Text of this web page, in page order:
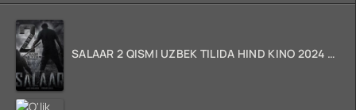
SALAAR 2 QISMI UZBEK TILIDA HIND KINO 2024 TARJIMA 720p HD Skachat